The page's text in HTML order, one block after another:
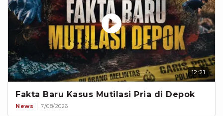
12:21
Fakta Baru Kasus Mutilasi Pria di Depok
News 7/08/2026